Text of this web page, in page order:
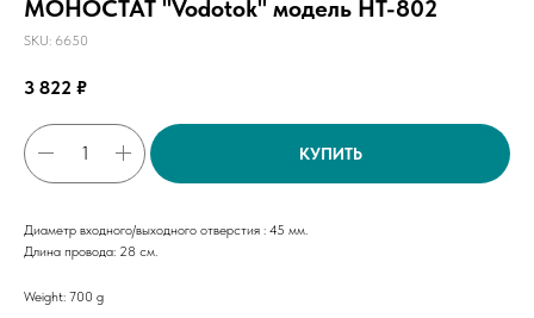
МОНОСТАТ "Vodotok" модель HT-802
SKU: 6650
3 822 ₽
КУПИТЬ
Диаметр входного/выходного отверстия : 45 мм.
Длина провода: 28 см.
Weight: 700 g